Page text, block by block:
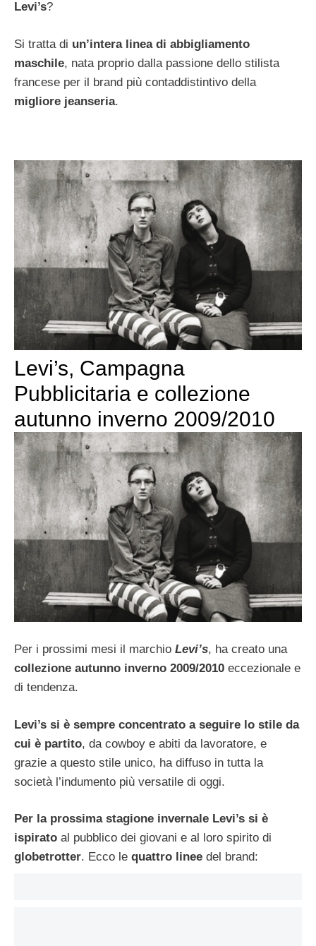
Levi’s?
Si tratta di un’intera linea di abbigliamento
maschile, nata proprio dalla passione dello stilista
francese per il brand più contaddistintivo della
migliore jeanseria.
Levi’s, Campagna
Pubblicitaria e collezione
autunno inverno 2009/2010
Per i prossimi mesi il marchio Levi’s, ha creato una
collezione autunno inverno 2009/2010 eccezionale e
di tendenza.
Levi’s si è sempre concentrato a seguire lo stile da
cui è partito, da cowboy e abiti da lavoratore, e
grazie a questo stile unico, ha diffuso in tutta la
società l’indumento più versatile di oggi.
Per la prossima stagione invernale Levi’s si è
ispirato al pubblico dei giovani e al loro spirito di
globetrotter. Ecco le quattro linee del brand: